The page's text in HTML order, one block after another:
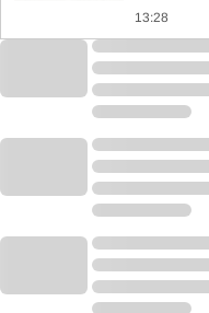
13:28